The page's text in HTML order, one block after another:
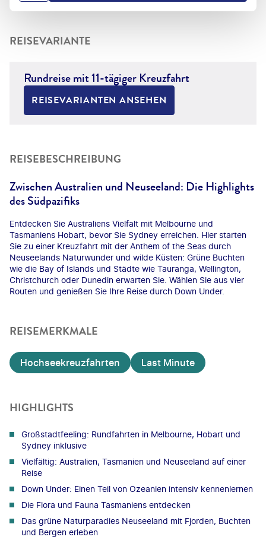
REISEVARIANTE
Rundreise mit 11-tägiger Kreuzfahrt
REISEVARIANTEN ANSEHEN
REISEBESCHREIBUNG
Zwischen Australien und Neuseeland: Die Highlights
des Südpazifiks
Entdecken Sie Australiens Vielfalt mit Melbourne und
Tasmaniens Hobart, bevor Sie Sydney erreichen. Hier starten
Sie zu einer Kreuzfahrt mit der Anthem of the Seas durch
Neuseelands Naturwunder und wilde Küsten: Grüne Buchten
wie die Bay of Islands und Städte wie Tauranga, Wellington,
Christchurch oder Dunedin erwarten Sie. Wählen Sie aus vier
Routen und genießen Sie Ihre Reise durch Down Under.
REISEMERKMALE
Hochseekreuzfahrten Last Minute
HIGHLIGHTS
Großstadtfeeling: Rundfahrten in Melbourne, Hobart und
Sydney inklusive
Vielfältig: Australien, Tasmanien und Neuseeland auf einer
Reise
Down Under: Einen Teil von Ozeanien intensiv kennenlernen
Die Flora und Fauna Tasmaniens entdecken
Das grüne Naturparadies Neuseeland mit Fjorden, Buchten
und Bergen erleben